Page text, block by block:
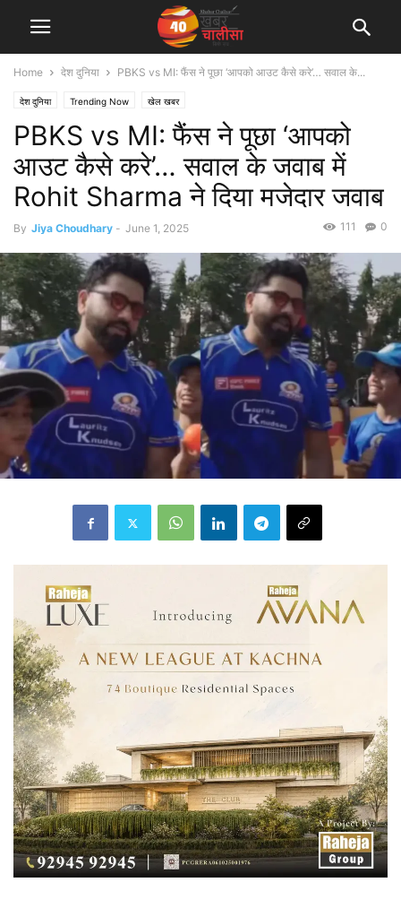
Home देश दुनिया PBKS vs MI: फैंस ने पूछा ‘आपको आउट कैसे करे’… सवाल के...
देश दुनिया Trending Now खेल खबर
PBKS vs MI: फैंस ने पूछा ‘आपको
आउट कैसे करे’… सवाल के जवाब में
Rohit Sharma ने दिया मजेदार जवाब
By Jiya Choudhary - June 1, 2025 0
111